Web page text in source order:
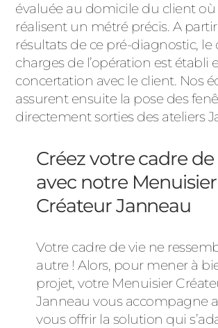
évaluée au domicile du client
réalisent un métré précis. A
résultats de ce pré-diagnostic, le
charges de l’opération est établi
concertation avec le client. Nos
assurent ensuite la pose des
directement sorties des ateliers
Créez votre cadre de
avec notre Menuisier
Créateur Janneau
Votre cadre de vie ne
autre ! Alors, pour mener à
projet, votre Menuisier
Janneau vous accompagne
vous offrir la solution qui